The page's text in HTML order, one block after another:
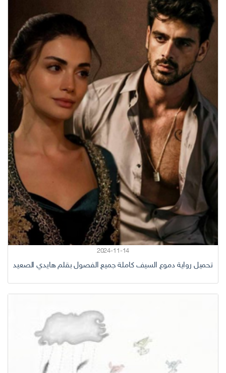
2024-11-14
تحميل رواية دموع السيف كاملة جميع الفصول بقلم هايدي الصعيدي